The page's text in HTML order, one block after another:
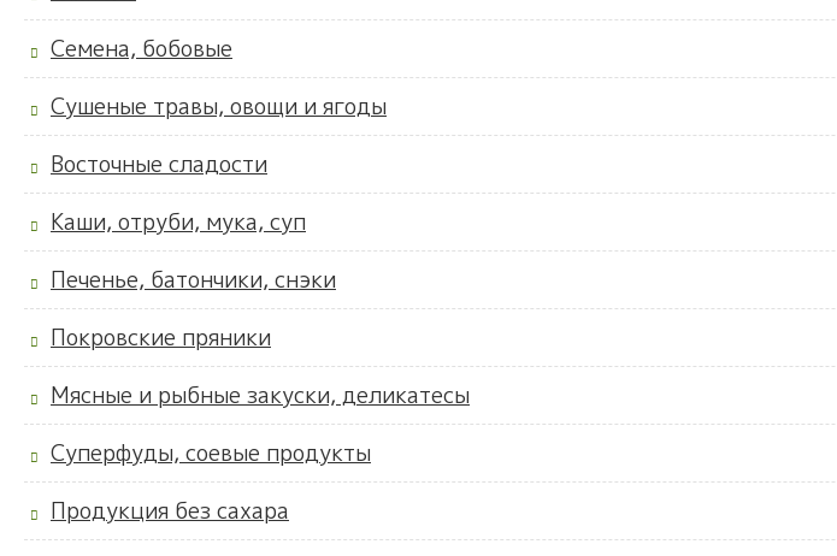
Семена, бобовые
Сушеные травы, овощи и ягоды
Восточные сладости
Каши, отруби, мука, суп
Печенье, батончики, снэки
Покровские пряники
Мясные и рыбные закуски, деликатесы
Суперфуды, соевые продукты
Продукция без сахара